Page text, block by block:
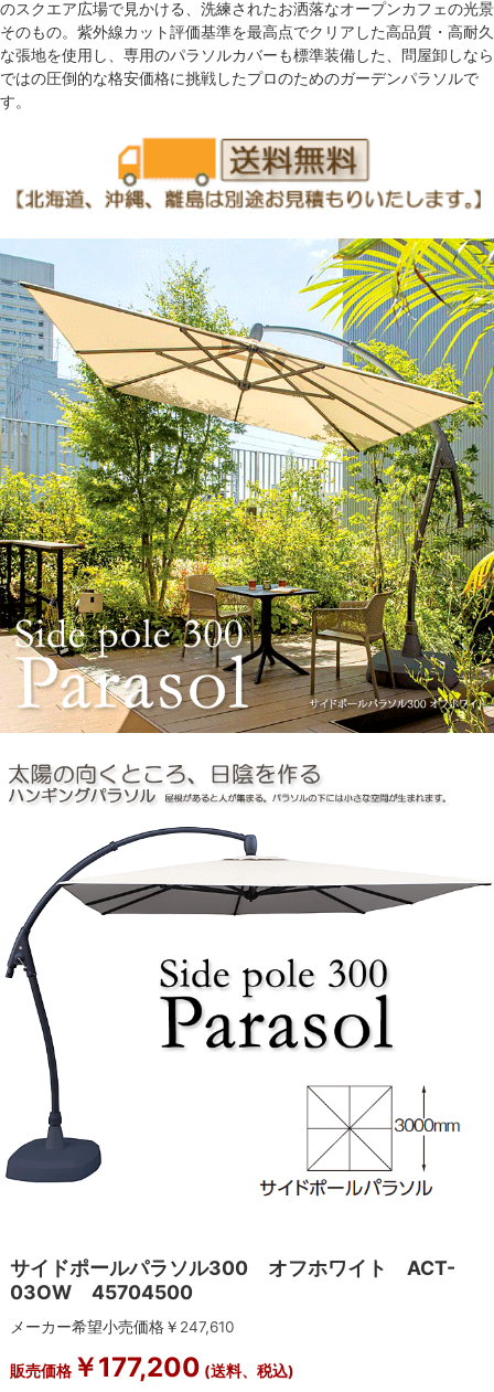
のスクエア広場で見かける、洗練されたお洒落なオープンカフェの光景
そのもの。紫外線カット評価基準を最高点でクリアした高品質・高耐久
な張地を使用し、専用のパラソルカバーも標準装備した、問屋卸しなら
ではの圧倒的な格安価格に挑戦したプロのためのガーデンパラソルで
す。
サイドポールパラソル300 オフホワイト ACT-
03OW 45704500
メーカー希望小売価格￥ 247,610
販売価格￥177,200 (送料、税込)